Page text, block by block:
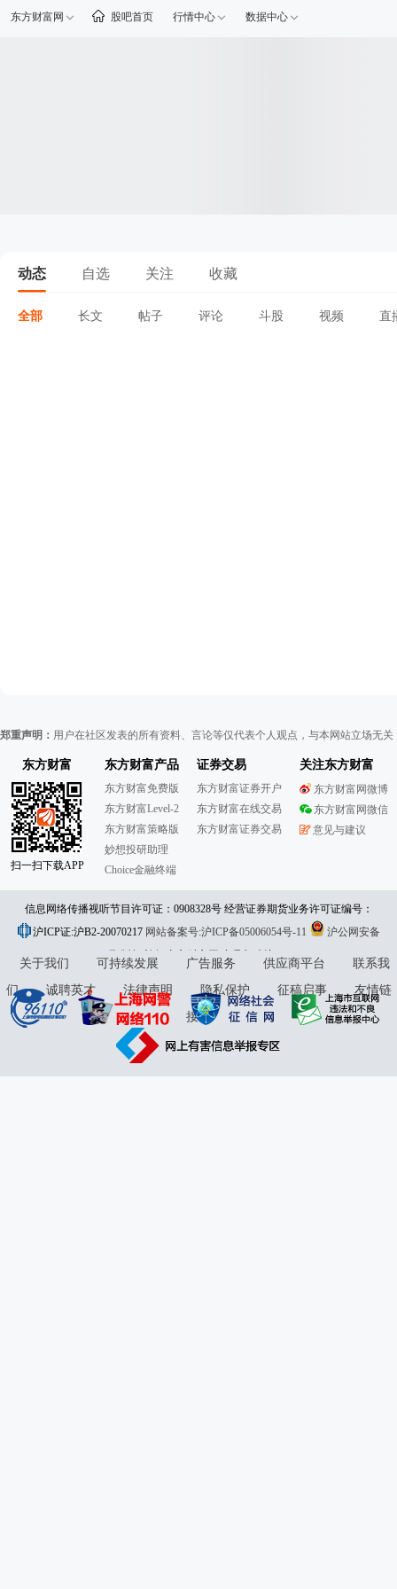
东方财富网 股吧首页 行情中心 数据中心
动态 自选 关注 收藏
全部 长文 帖子 评论 斗股 视频 直
郑重声明： 用户在社区发表的所有资料、言论等仅代表个人观点，与本网站立场无
东方财富
扫一扫下载APP
东方财富产品
东方财富免费版
东方财富Level-2
东方财富策略版
妙想投研助理
Choice金融终端
证券交易
东方财富证券开户
东方财富在线交易
东方财富证券交易
关注东方财富
东方财富网微博
东方财富网微信
意见与建议
信息网络传播视听节目许可证：0908328号 经营证券期货业务许可证编号：
913101046312860336 违法和不良信息举报:021-61278686 举报邮箱：
jubao@eastmoney.com
沪ICP证:沪B2-20070217 网站备案号:沪ICP备05006054号-11
沪公网安备
31010402000120号版权所有:东方财富网意见与建议:4000300059/952500
关于我们 可持续发展 广告服务 供应商平台
联系我
们
诚聘英才 法律声明 隐私保护 征稿启事
友情链
接